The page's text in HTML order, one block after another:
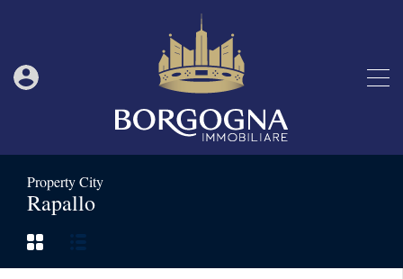
Property City
Rapallo